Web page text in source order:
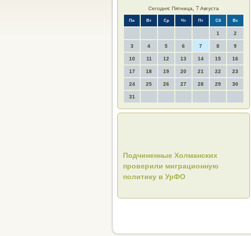
Сегодня: Пятница, 7 Августа
Пн Вт Ср Чт Пт Сб Вс
1 2
3 4 5 6 7 8 9
10 11 12 13 14 15 16
17 18 19 20 21 22 23
24 25 26 27 28 29 30
31
Подчиненные Холманских
проверили миграционную
политику в УрФО